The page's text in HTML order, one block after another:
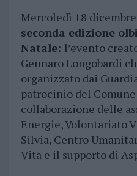
Mercoledì 18
seconda edizione
Natale: l’evento
Gennaro Longobardi
organizzato dai
patrocinio del
collaborazione delle
Energie, Volontariato
Silvia, Centro
Vita e il supporto di